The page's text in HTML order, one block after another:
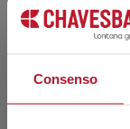
Consenso